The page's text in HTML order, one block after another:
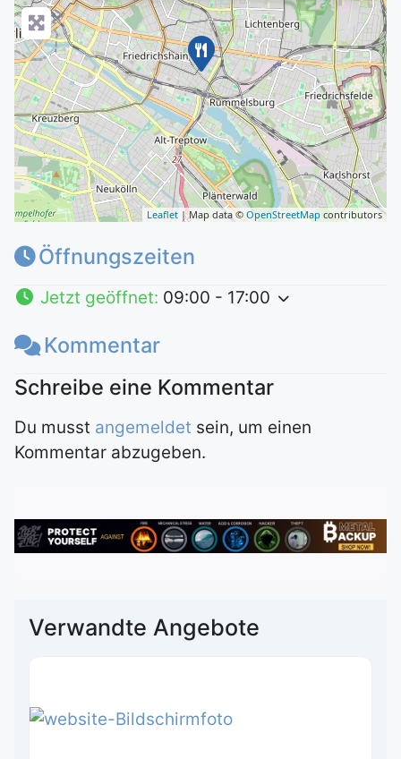
Leaflet | Map data ©OpenStreetMap contributors
Öffnungszeiten
Jetzt geöffnet: 09:00 - 17:00
Kommentar
Du musst angemeldet sein, um einen
Kommentar abzugeben.
Verwandte Angebote